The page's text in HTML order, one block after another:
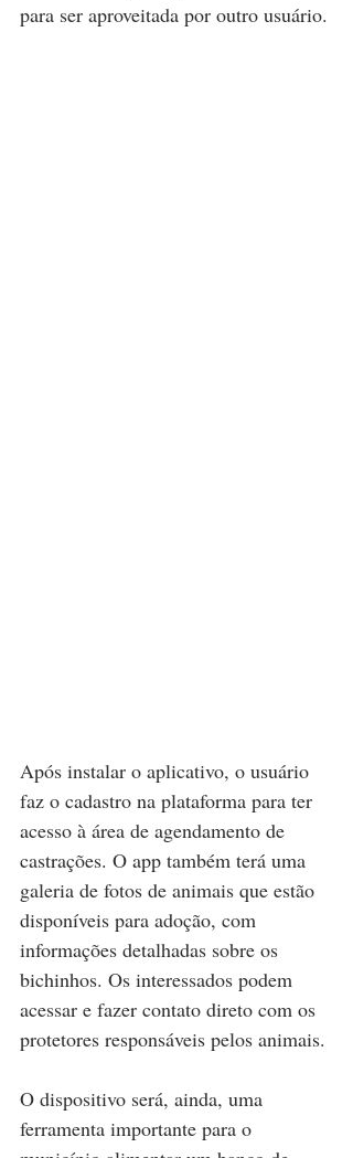
para ser aproveitada por outro usuário.
Após instalar o aplicativo, o usuário
faz o cadastro na plataforma para ter
acesso à área de agendamento de
castrações. O app também terá uma
galeria de fotos de animais que estão
disponíveis para adoção, com
informações detalhadas sobre os
bichinhos. Os interessados podem
acessar e fazer contato direto com os
protetores responsáveis pelos animais.
O dispositivo será, ainda, uma
ferramenta importante para o